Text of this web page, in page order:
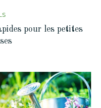
pour les petites